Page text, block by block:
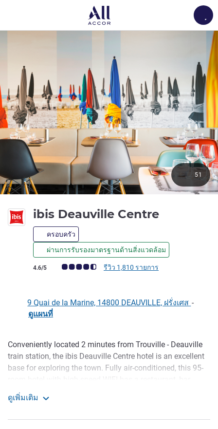
ibis Deauville Centre
ครอบครัว
ผ่านการรับรองมาตรฐานด้านสิ่งแวดล้อม
คะแนนความคิดเห็นจากแขก (เรทติ้งบน ALL)
4.6/5 รีวิว 1,810 รายการ
51
9 Quai de la Marine, 14800 DEAUVILLE, ฝรั่งเศส -
ดูแผนที่
รายละเอียด
Conveniently located 2 minutes from Trouville - Deauville
train station, the ibis Deauville Centre hotel is an excellent
base for exploring the town. Fully air-conditioned, this 95-
beautiful outdoor terrace with boules court, and fitness
center. We also have 2 modern meeting rooms. Private
ดูเพิ่มเติม